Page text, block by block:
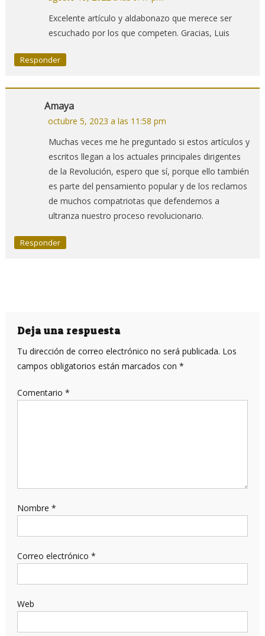
Excelente artículo y aldabonazo que merece ser
escuchado por los que competen. Gracias, Luis
Responder
Amaya
octubre 5, 2023 a las 11:58 pm
Muchas veces me he preguntado si estos artículos y
escritos llegan a los actuales principales dirigentes
de la Revolución, espero que sí, porque ello también
es parte del pensamiento popular y de los reclamos
de muchos compatriotas que defendemos a
ultranza nuestro proceso revolucionario.
Responder
Deja una respuesta
Tu dirección de correo electrónico no será publicada. Los
campos obligatorios están marcados con *
Comentario *
Nombre *
Correo electrónico *
Web